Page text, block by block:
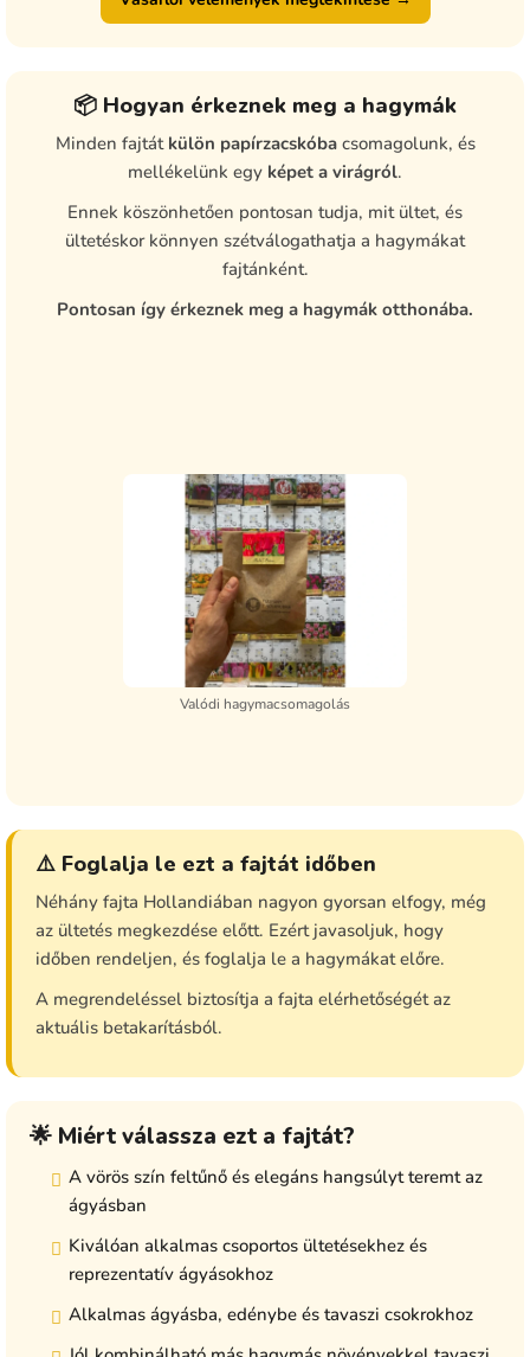
📦 Hogyan érkeznek meg a hagymák
Minden fajtát külön papírzacskóbacsomagolunk, és
mellékelünk egy képet a virágról.
Ennek köszönhetően pontosan tudja, mit ültet, és
ültetéskor könnyen szétválogathatja a hagymákat
fajtánként.
Pontosan így érkeznek meg a hagymák otthonába.
Valódi hagymacsomagolás
⚠️ Foglalja le ezt a fajtát időben
Néhány fajta Hollandiában nagyon gyorsan elfogy, még
az ültetés megkezdése előtt. Ezért javasoljuk, hogy
időben rendeljen, és foglalja le a hagymákat előre.
A megrendeléssel biztosítja a fajta elérhetőségét az
aktuális betakarításból.
🌟 Miért válassza ezt a fajtát?
A vörös szín feltűnő és elegáns hangsúlyt teremt az
ágyásban
Kiválóan alkalmas csoportos ültetésekhez és
reprezentatív ágyásokhoz
Alkalmas ágyásba, edénybe és tavaszi csokrokhoz